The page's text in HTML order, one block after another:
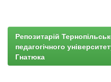
Репозитарій
педагогічного
Гнатюка